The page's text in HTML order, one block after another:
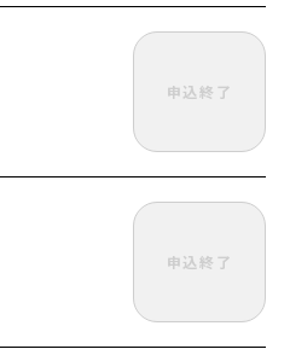
申込終了
申込終了